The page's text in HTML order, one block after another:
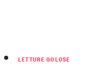
LETTURE GOLOSE